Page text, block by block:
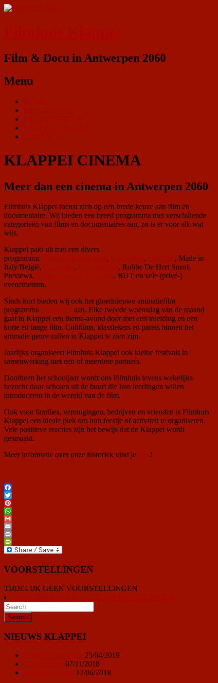
Film & Docu in Antwerpen 2060
Menu
KLAPPEI CINEMA
Meer dan een cinema in Antwerpen 2060
Filmhuis Klappei focust zich op een brede keuze aan film en
documentaire. Wij bieden een breed programma met verschillende
categorieën van films en documentaires aan, zo is er voor elk wat
wils.
Klappei pakt uit met een divers
programma:
, ,
, Made in
Italy/België,
,
, Robbe De Hert Sneak
Previews,
, BUT en vele (privé-)
evenementen.
Sinds kort bieden wij ook het gloednieuwe animatiefilm
programma
aan. Elke tweede woensdag van de maand
gaat in Klappei een thema-avond door met een inleiding en een
korte en lange film. Cultfilms, klassiekers en parels binnen het
animatie genre zullen in Klappei te zien zijn.
Jaarlijks organiseert Filmhuis Klappei ook kleine festivals in
samenwerking met een of meerdere partners.
Doorheen het schooljaar wordt ons Filmhuis tevens wekelijks
bezocht door scholen uit de buurt die hun leerlingen willen
introduceren in de wereld van de film.
Ook voor families, verenigingen, bedrijven en vrienden is Filmhuis
Klappei een ideale plek om hun feestje of activiteit te organiseren.
Vele positieve reacties zijn het bewijs dat de Klappei wordt
gesmaakt.
Meer informatie over onze historiek vind je
!
Facebook
Twitter
Pinterest
WhatsApp
Gmail
Email
Print
PrintFriendly
VOORSTELLINGEN
TIJDELIJK GEEN VOORSTELLINGEN
NIEUWS KLAPPEI
25/04/2019
07/11/2018
12/06/2018